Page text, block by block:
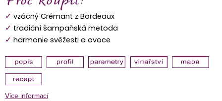
✓ vzácný Crémant z Bordeaux
✓ tradiční šampaňská metoda
✓ harmonie svěžesti a ovoce
Více informací